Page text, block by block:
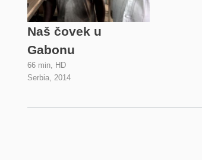
Naš čovek u
Gabonu
66 min, HD
Serbia, 2014